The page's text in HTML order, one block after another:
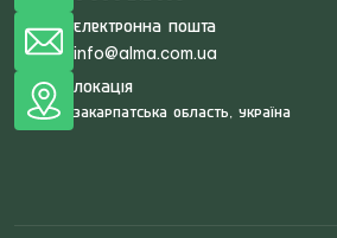
Електронна пошта
info@alma.com.ua
Локація
Закарпатська область, Україна